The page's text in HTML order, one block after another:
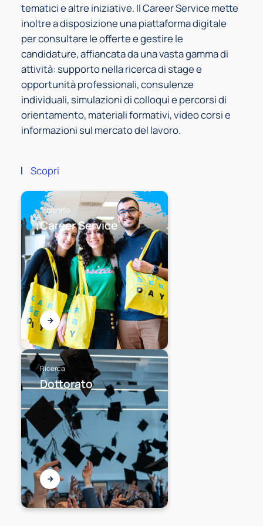
tematici e altre iniziative. Il Career Service mette
inoltre a disposizione una piattaforma digitale
per consultare le offerte e gestire le
candidature, affiancata da una vasta gamma di
attività: supporto nella ricerca di stage e
opportunità professionali, consulenze
individuali, simulazioni di colloqui e percorsi di
orientamento, materiali formativi, video corsi e
informazioni sul mercato del lavoro.
Scopri
Supporto
Career Service
Ricerca
Dottorato